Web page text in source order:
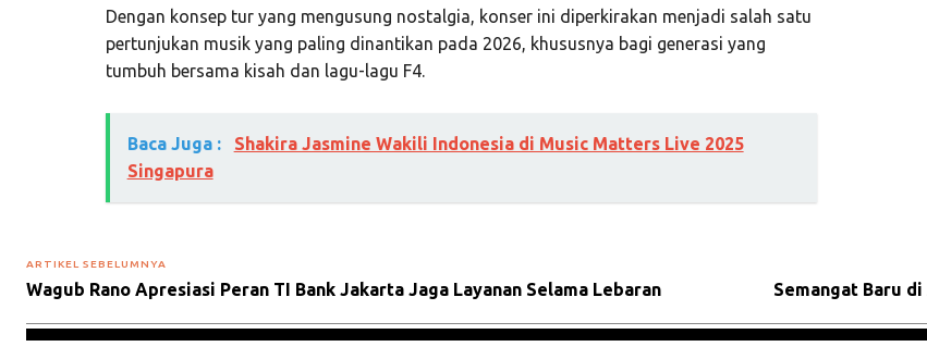
Dengan konsep tur yang mengusung nostalgia, konser ini diperkirakan menjadi salah satu
pertunjukan musik yang paling dinantikan pada 2026, khususnya bagi generasi yang
tumbuh bersama kisah dan lagu-lagu F4.
Baca Juga :
Shakira Jasmine Wakili Indonesia di Music Matters Live 2025
Singapura
ARTIKEL SEBELUMNYA
Wagub Rano Apresiasi Peran TI Bank Jakarta Jaga Layanan Selama Lebaran Semangat Baru